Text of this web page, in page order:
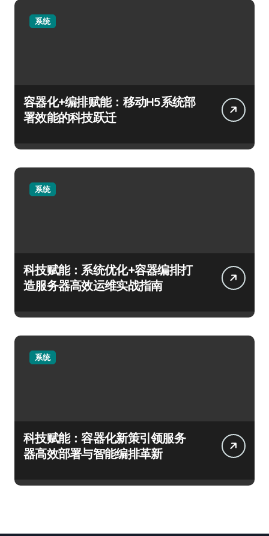
系统
容器化+编排赋能：移动H5系统部
署效能的科技跃迁
系统
科技赋能：系统优化+容器编排打
造服务器高效运维实战指南
系统
科技赋能：容器化新策引领服务
器高效部署与智能编排革新